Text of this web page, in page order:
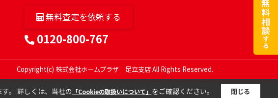
無料査定を依頼する
0120-800-767
Copyright(c) 株式会社ホームプラザ 足立支店 All Rights Reserved.
。 詳しくは、当社の 「Cookieの取扱いについて」 をご確認ください。 閉じる